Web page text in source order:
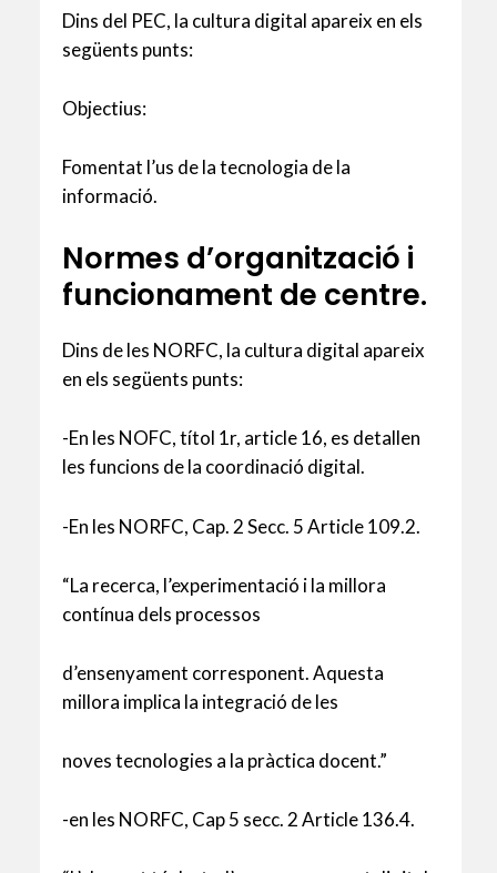
Dins del PEC, la cultura digital apareix en els
següents punts:
Objectius:
Fomentat l’us de la tecnologia de la
informació.
Normes d’organització i
funcionament de centre.
Dins de les NORFC, la cultura digital apareix
en els següents punts:
-En les NOFC, títol 1r, article 16, es detallen
les funcions de la coordinació digital.
-En les NORFC, Cap. 2 Secc. 5 Article 109.2.
“La recerca, l’experimentació i la millora
contínua dels processos
d’ensenyament corresponent. Aquesta
millora implica la integració de les
noves tecnologies a la pràctica docent.”
-en les NORFC, Cap 5 secc. 2 Article 136.4.